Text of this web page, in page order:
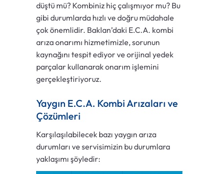
düştü mü? Kombiniz hiç çalışmıyor mu? Bu
gibi durumlarda hızlı ve doğru müdahale
çok önemlidir. Baklan’daki E.C.A. kombi
arıza onarımı hizmetimizle, sorunun
kaynağını tespit ediyor ve orijinal yedek
parçalar kullanarak onarım işlemini
gerçekleştiriyoruz.
Yaygın E.C.A. Kombi Arızaları ve
Çözümleri
Karşılaşılabilecek bazı yaygın arıza
durumları ve servisimizin bu durumlara
yaklaşımı şöyledir: